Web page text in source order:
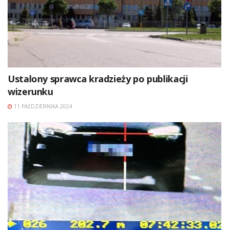
Ustalony sprawca kradzieży po publikacji
wizerunku
11 PAŹDZIERNIKA 2024